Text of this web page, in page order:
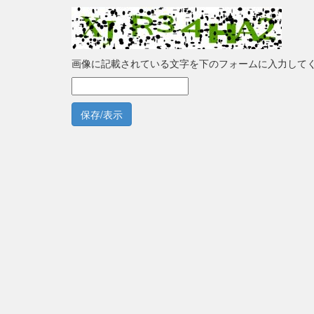
画像に記載されている文字を下のフォームに入力して
保存/表示